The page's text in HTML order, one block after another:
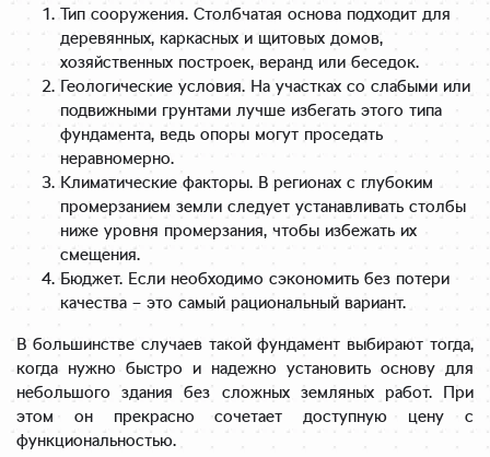
Тип сооружения. Столбчатая основа подходит для
деревянных, каркасных и щитовых домов,
хозяйственных построек, веранд или беседок.
Геологические условия. На участках со слабыми или
подвижными грунтами лучше избегать этого типа
фундамента, ведь опоры могут проседать
неравномерно.
Климатические факторы. В регионах с глубоким
промерзанием земли следует устанавливать столбы
ниже уровня промерзания, чтобы избежать их
смещения.
Бюджет. Если необходимо сэкономить без потери
качества – это самый рациональный вариант.
В большинстве случаев такой фундамент выбирают тогда,
когда нужно быстро и надежно установить основу для
небольшого здания без сложных земляных работ. При
этом он прекрасно сочетает доступную цену с
функциональностью.